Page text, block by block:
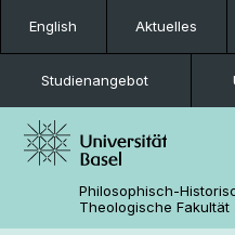
English Aktuelles
Studienangebot
Philosophisch-
Theologische Fakultät